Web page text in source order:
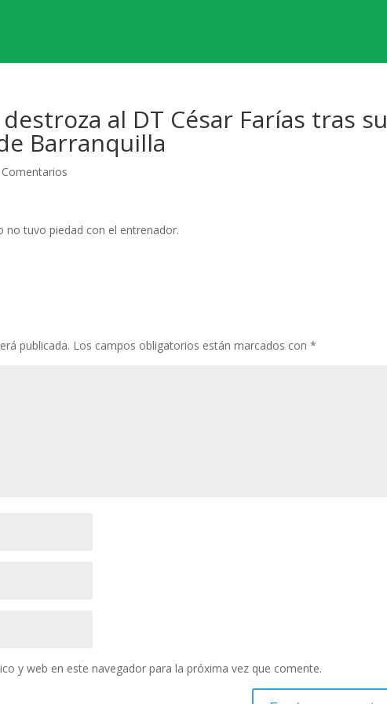
al DT César Farías tras su
Barranquilla
tuvo piedad con el entrenador.
publicada. Los campos obligatorios están marcados con*
y web en este navegador para la próxima vez que comente.